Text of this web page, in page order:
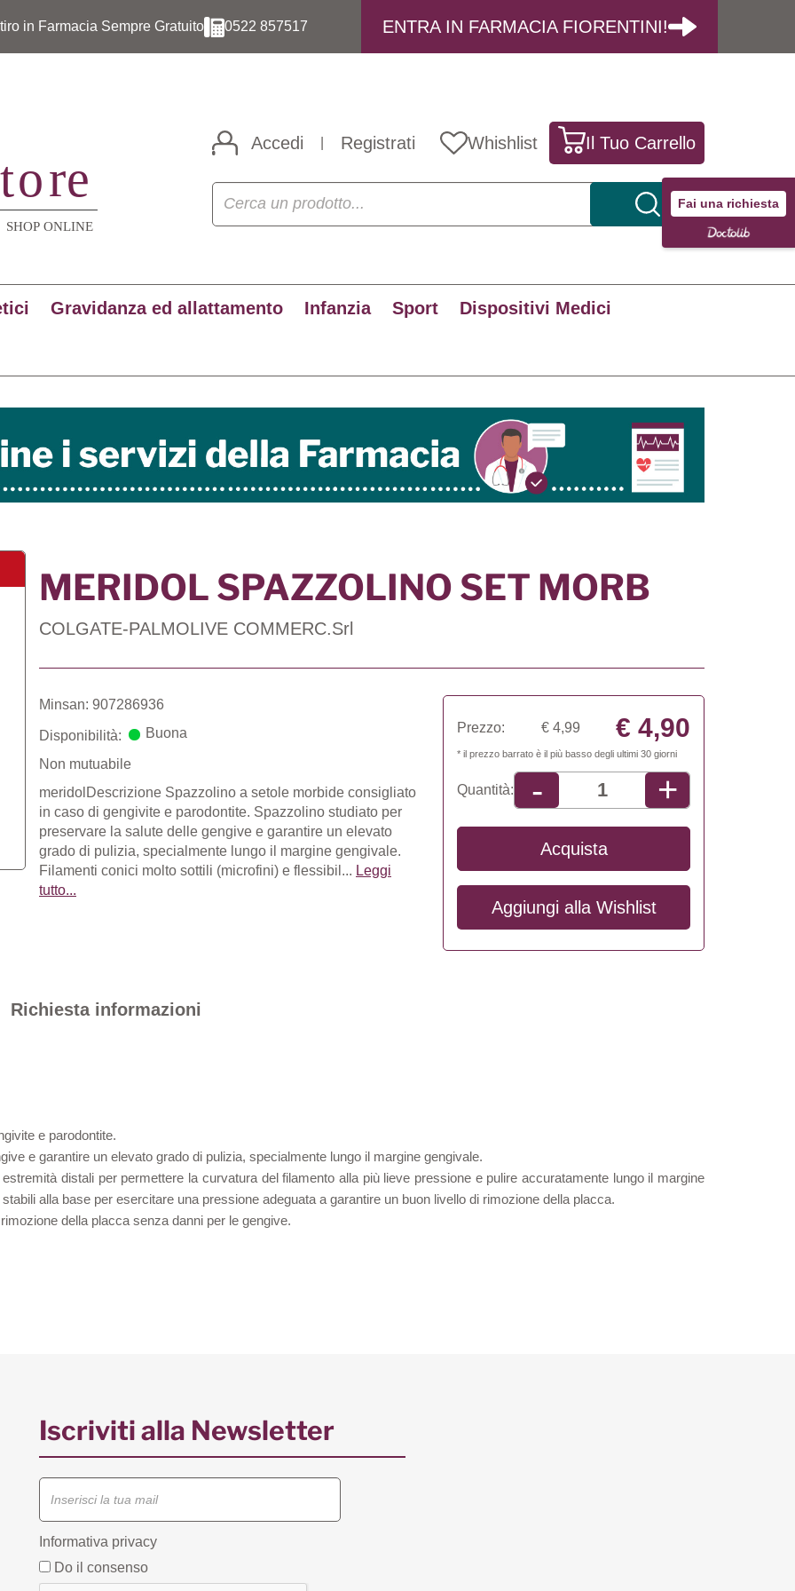
Fai una richiesta
in Farmacia Sempre Gratuito 0522 857517 ENTRA IN FARMACIA FIORENTINI!
Accedi Registrati Whishlist Il Tuo Carrello
Gravidanza ed allattamento Infanzia Sport Dispositivi Medici
MERIDOL SPAZZOLINO SET MORB
COLGATE-PALMOLIVE COMMERC.Srl
Minsan: 907286936
Disponibilità: Buona
Non mutuabile
meridolDescrizione Spazzolino a setole morbide consigliato
in caso di gengivite e parodontite. Spazzolino studiato per
preservare la salute delle gengive e garantire un elevato
grado di pulizia, specialmente lungo il margine gengivale.
Filamenti conici molto sottili (microfini) e flessibil... Leggi
tutto...
Prezzo: € 4,99 € 4,90
* il prezzo barrato è il più basso degli ultimi 30 giorni
Quantità: - +
Acquista
Aggiungi alla Wishlist
Richiesta informazioni
e parodontite.
e garantire un elevato grado di pulizia, specialmente lungo il margine gengivale.
distali per permettere la curvatura del filamento alla più lieve pressione e pulire accuratamente lungo il margine
alla base per esercitare una pressione adeguata a garantire un buon livello di rimozione della placca.
della placca senza danni per le gengive.
Iscriviti alla Newsletter
Informativa privacy
Do il consenso